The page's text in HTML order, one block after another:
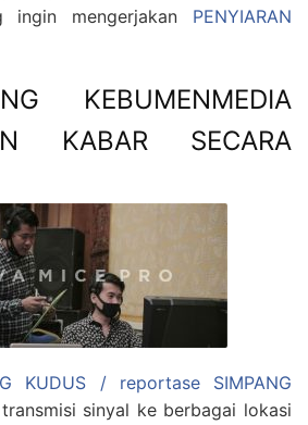
ingin mengerjakan PENYIARAN
KEBUMENMEDIA
KABAR SECARA
KUDUS / reportase SIMPANG
sinyal ke berbagai lokasi